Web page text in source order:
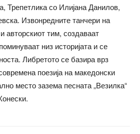
Трепетлика со Илијана Данилов,
Извонредните танчери на
авторскиот тим, создаваат
низ историјата и се
Либретото се базира врз
поезија на македонски
место зазема песната „Везилка“